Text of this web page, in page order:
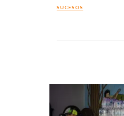
SUCESOS